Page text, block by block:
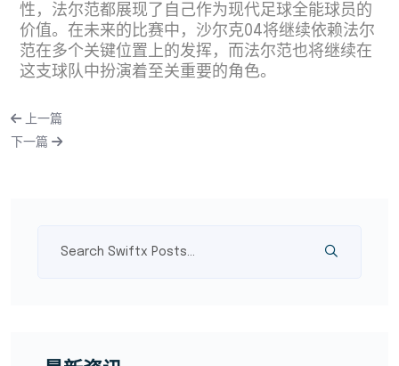
性，法尔范都展现了自己作为现代足球全能球员的
价值。在未来的比赛中，沙尔克04将继续依赖法尔
范在多个关键位置上的发挥，而法尔范也将继续在
这支球队中扮演着至关重要的角色。
上一篇
下一篇